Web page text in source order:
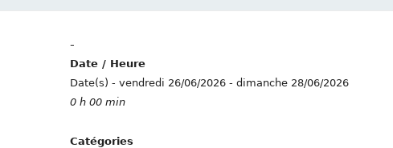
-
Date / Heure
Date(s) - vendredi 26/06/2026 - dimanche 28/06/2026
0 h 00 min
Catégories